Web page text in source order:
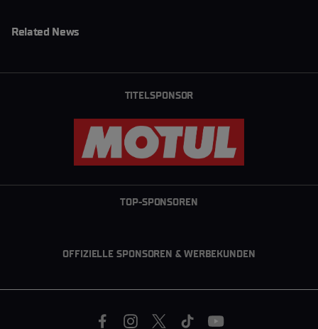
Related News
TITELSPONSOR
TOP-SPONSOREN
OFFIZIELLE SPONSOREN & WERBEKUNDEN